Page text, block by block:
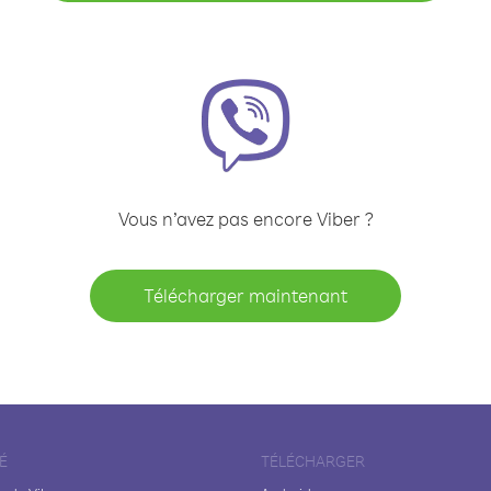
Vous n’avez pas encore Viber ?
Télécharger maintenant
TÉLÉCHARGER